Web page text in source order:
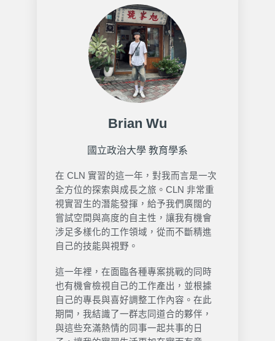
Brian Wu
國立政治大學 教育學系
在 CLN 實習的這一年，對我而言是一次
全方位的探索與成長之旅。CLN 非常重
視實習生的潛能發揮，給予我們廣闊的
嘗試空間與高度的自主性，讓我有機會
涉足多樣化的工作領域，從而不斷精進
自己的技能與視野。
這一年裡，在面臨各種專案挑戰的同時
也有機會檢視自己的工作產出，並根據
自己的專長與喜好調整工作內容。在此
期間，我結識了一群志同道合的夥伴，
與這些充滿熱情的同事一起共事的日